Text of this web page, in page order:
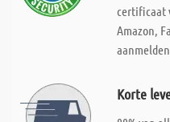
certificaat
Amazon,
Korte